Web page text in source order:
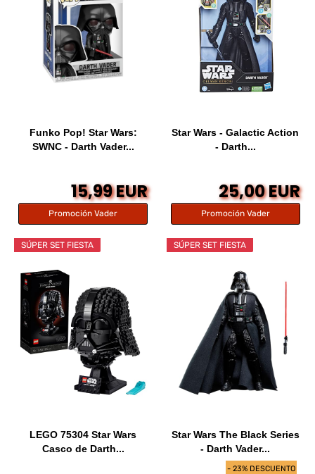
Funko Pop! Star Wars:
SWNC - Darth Vader...
15,99 EUR
Promoción Vader
Star Wars - Galactic Action
- Darth...
25,00 EUR
Promoción Vader
SÚPER SET FIESTA
LEGO 75304 Star Wars
Casco de Darth...
- 23% DESCUENTO
SÚPER SET FIESTA
Star Wars The Black Series
- Darth Vader...